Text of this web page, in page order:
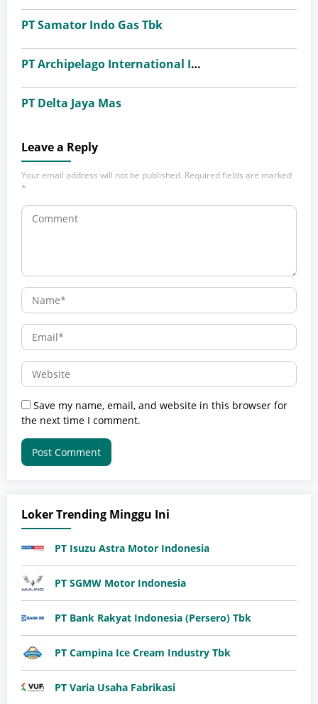
PT Samator Indo Gas Tbk
PT Archipelago International Indonesia (favehotels)
PT Delta Jaya Mas
Leave a Reply
Your email address will not be published. Required fields are marked
*
Save my name, email, and website in this browser for
the next time I comment.
Loker Trending Minggu Ini
PT Isuzu Astra Motor Indonesia
PT SGMW Motor Indonesia
PT Bank Rakyat Indonesia (Persero) Tbk
PT Campina Ice Cream Industry Tbk
PT Varia Usaha Fabrikasi